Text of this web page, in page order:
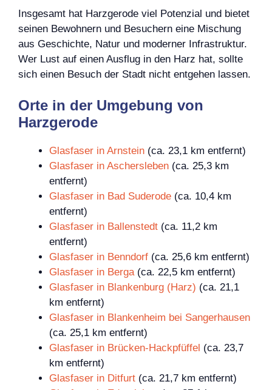
Insgesamt hat Harzgerode viel Potenzial und bietet
seinen Bewohnern und Besuchern eine Mischung
aus Geschichte, Natur und moderner Infrastruktur.
Wer Lust auf einen Ausflug in den Harz hat, sollte
sich einen Besuch der Stadt nicht entgehen lassen.
Orte in der Umgebung von
Harzgerode
Glasfaser in Arnstein (ca. 23,1 km entfernt)
Glasfaser in Aschersleben (ca. 25,3 km
entfernt)
Glasfaser in Bad Suderode (ca. 10,4 km
entfernt)
Glasfaser in Ballenstedt (ca. 11,2 km
entfernt)
Glasfaser in Benndorf (ca. 25,6 km entfernt)
Glasfaser in Berga(ca. 22,5 km entfernt)
Glasfaser in Blankenburg (Harz) (ca. 21,1
km entfernt)
Glasfaser in Blankenheim bei Sangerhausen
(ca. 25,1 km entfernt)
Glasfaser in Brücken-Hackpfüffel (ca. 23,7
km entfernt)
Glasfaser in Ditfurt (ca. 21,7 km entfernt)